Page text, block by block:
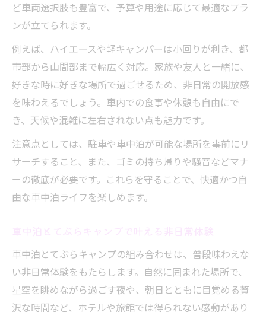
解説
てぶらキャンプで使えるおすすめ車両比較
快適な旅を叶えるてぶらキャンプ車両の選
び方
ど車両選択肢も豊富で、予算や用途に応じて最適なプラ
ンが立てられます。
例えば、ハイエースや軽キャンパーは小回りが利き、都
市部から山間部まで幅広く対応。家族や友人と一緒に、
好きな時に好きな場所で過ごせるため、非日常の開放感
を味わえるでしょう。車内での食事や休憩も自由にで
き、天候や混雑に左右されない点も魅力です。
注意点としては、駐車や車中泊が可能な場所を事前にリ
サーチすること、また、ゴミの持ち帰りや騒音などマナ
ーの徹底が必要です。これらを守ることで、快適かつ自
由な車中泊ライフを楽しめます。
車中泊とてぶらキャンプの組み合わせは、普段味わえな
い非日常体験をもたらします。自然に囲まれた場所で、
星空を眺めながら過ごす夜や、朝日とともに目覚める贅
沢な時間など、ホテルや旅館では得られない感動があり